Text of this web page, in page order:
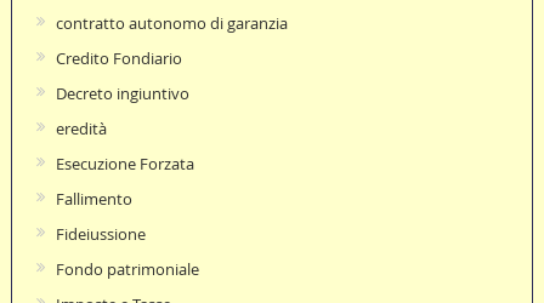
contratto autonomo di garanzia
Credito Fondiario
Decreto ingiuntivo
eredità
Esecuzione Forzata
Fallimento
Fideiussione
Fondo patrimoniale